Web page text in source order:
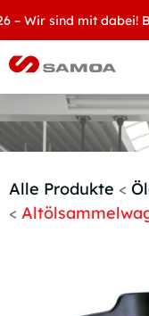
sind mit dabei!
Alle Produkte <
<